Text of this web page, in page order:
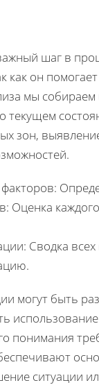
шаг в
как он
мы
текущем
зон,
Оценка
Сводка
могут быть
понимания
ситуации